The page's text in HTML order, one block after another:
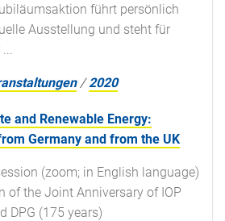
führt persönlich
Ausstellung und steht für
/2020
and Renewable Energy:
Germany and from the UK
(zoom; in English language)
of the Joint Anniversary of IOP
DPG (175 years)